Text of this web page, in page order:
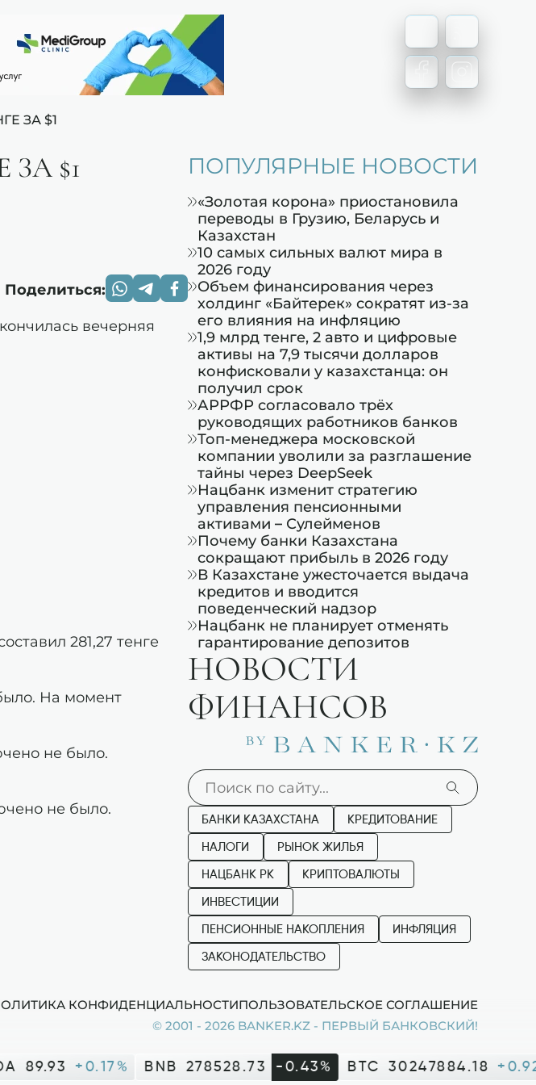
ЗА $1
ЗА $1
Поделиться:
вечерняя
281,27 тенге
На момент
не было.
не было.
ПОПУЛЯРНЫЕ НОВОСТИ
«Золотая корона» приостановила
переводы в Грузию, Беларусь и
Казахстан
10 самых сильных валют мира в
2026 году
Объем финансирования через
холдинг «Байтерек» сократят из-за
его влияния на инфляцию
1,9 млрд тенге, 2 авто и цифровые
активы на 7,9 тысячи долларов
конфисковали у казахстанца: он
получил срок
АРРФР согласовало трёх
руководящих работников банков
Топ-менеджера московской
компании уволили за разглашение
тайны через DeepSeek
Нацбанк изменит стратегию
управления пенсионными
активами – Сулейменов
Почему банки Казахстана
сокращают прибыль в 2026 году
В Казахстане ужесточается выдача
кредитов и вводится
поведенческий надзор
Нацбанк не планирует отменять
гарантирование депозитов
НОВОСТИ
ФИНАНСОВ
БАНКИ КАЗАХСТАНА КРЕДИТОВАНИЕ
НАЛОГИ РЫНОК ЖИЛЬЯ
НАЦБАНК РК КРИПТОВАЛЮТЫ
ИНВЕСТИЦИИ
ПЕНСИОННЫЕ НАКОПЛЕНИЯ ИНФЛЯЦИЯ
ЗАКОНОДАТЕЛЬСТВО
КОНФИДЕНЦИАЛЬНОСТИПОЛЬЗОВАТЕЛЬСКОЕ СОГЛАШЕНИЕ
© 2001 - 2026 BANKER.KZ - ПЕРВЫЙ БАНКОВСКИЙ!
89.93 +0.17% BNB 278528.73 -0.43% BTC 30247884.18